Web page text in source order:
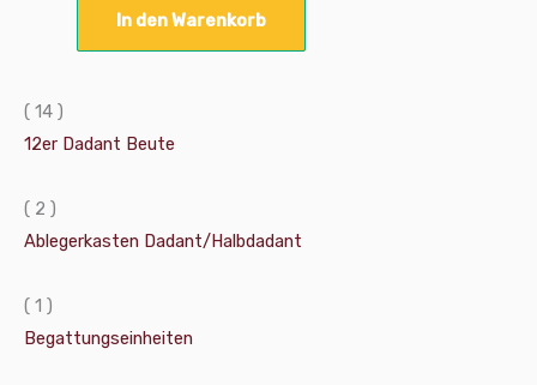
In den Warenkorb
( 14 )
12er Dadant Beute
( 2 )
Ablegerkasten Dadant/Halbdadant
( 1 )
Begattungseinheiten